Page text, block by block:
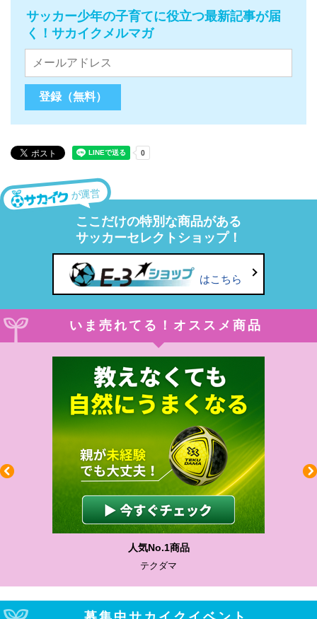
サッカー少年の子育てに役立つ最新記事が届
く！サカイクメルマガ
が運営
ここだけの特別な商品がある
サッカーセレクトショップ！
はこちら
いま売れてる！オススメ商品
人気No.1商品
テクダマ